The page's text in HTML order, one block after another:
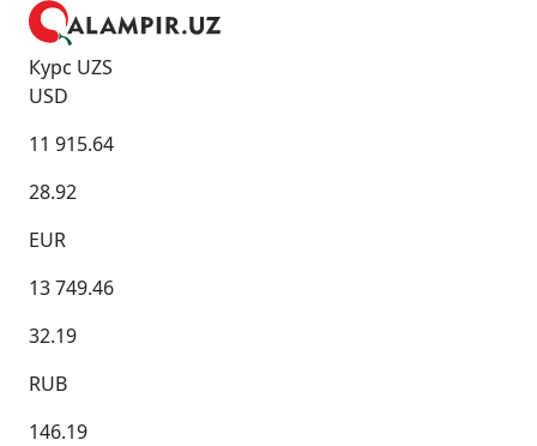
Курс UZS
USD
11 915.64
28.92
EUR
13 749.46
32.19
RUB
146.19